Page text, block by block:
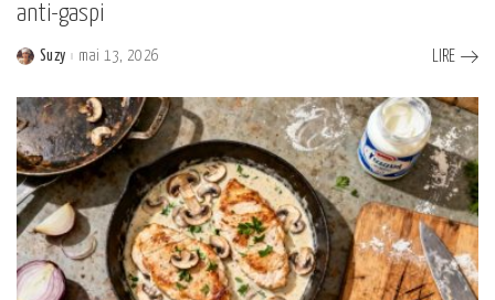
anti-gaspi
Posted
Suzy mai 13, 2026 LIRE